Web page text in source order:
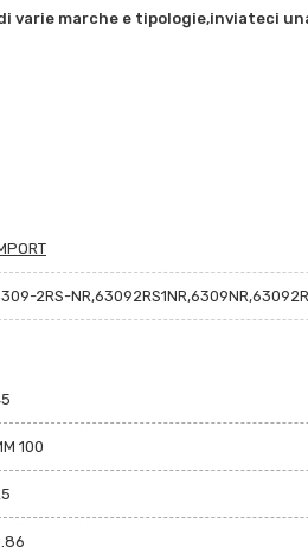
varie marche e tipologie,inviateci
2RS-
100